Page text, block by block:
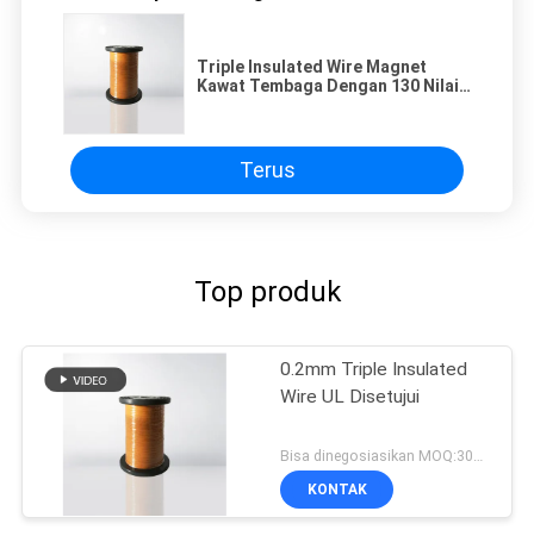
Triple Insulated Wire Magnet
Kawat Tembaga Dengan 130 Nilai
Terus
Top produk
0.2mm Triple Insulated
Wire UL Disetujui
Bisa dinegosiasikan MOQ:3000 meter
KONTAK